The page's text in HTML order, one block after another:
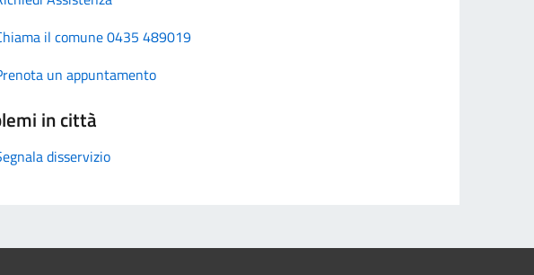
il comune 0435 489019
un appuntamento
in città
disservizio